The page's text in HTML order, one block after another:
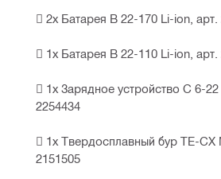
 2х Батарея B 22-170 Li-ion, арт.
 1х Батарея B 22-110 Li-ion, арт.
 1х Зарядное устройство C 6-22
2254434
 1х Твердосплавный бур TE-CX
2151505